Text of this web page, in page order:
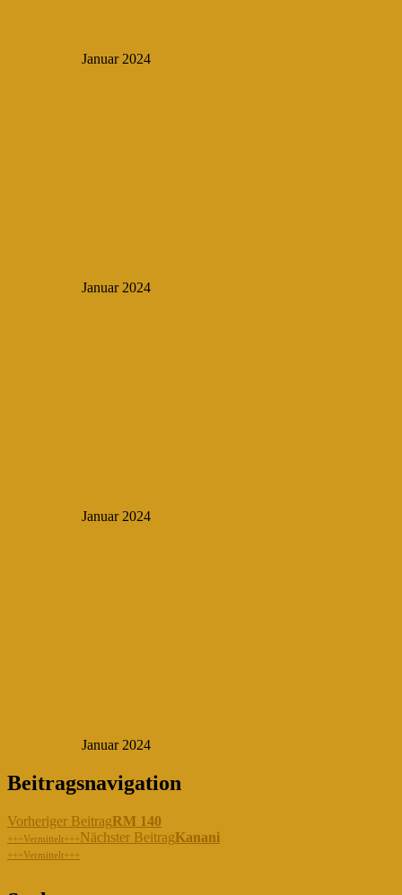
Januar 2024
Januar 2024
Januar 2024
Januar 2024
Beitragsnavigation
Vorheriger BeitragRM 140
+++Vermittelt+++Nächster BeitragKanani
+++Vermittelt+++